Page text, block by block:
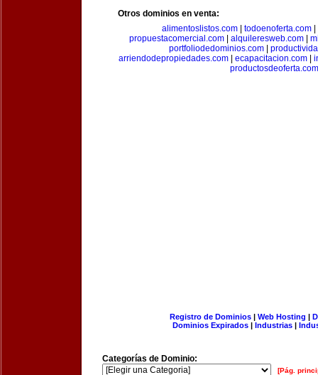
Otros dominios en venta:
alimentoslistos.com| todoenoferta.com|
propuestacomercial.com
alquileresweb.com
portfoliodedominios.com
arriendodepropiedades.com| ecapacitacion.com|
productosdeoferta.com
Registro de Dominios| Web Hosting |
Dominios Expirados | Industrias |
Categorías de Dominio:
[Pág.